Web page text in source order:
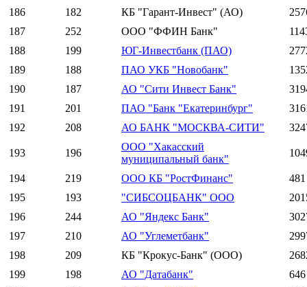
186
182 КБ "Гарант-Инвест" (АО)
187
252 ООО "ФФИН Банк"
188
199 ЮГ-Инвестбанк (ПАО)
189
188 ПАО УКБ "Новобанк"
190
187 АО "Сити Инвест Банк"
191
201 ПАО "Банк "Екатеринбург"
192
208 АО БАНК "МОСКВА-СИТИ"
193 196
ООО "Хакасский
муниципальный банк"
194 219 ООО КБ "РостФинанс"
481
195
193 "СИБСОЦБАНК" ООО
196
244 АО "Яндекс Банк"
197
210 АО "Углеметбанк"
198
209 КБ "Крокус-Банк" (ООО)
199
198 АО "Датабанк"
646